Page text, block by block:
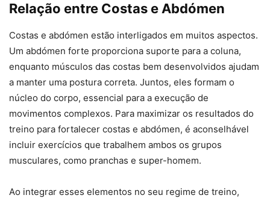
Relação entre Costas e Abdómen
Costas e abdómen estão interligados em muitos aspectos.
Um abdómen forte proporciona suporte para a coluna,
enquanto músculos das costas bem desenvolvidos ajudam
a manter uma postura correta. Juntos, eles formam o
núcleo do corpo, essencial para a execução de
movimentos complexos. Para maximizar os resultados do
treino para fortalecer costas e abdómen, é aconselhável
incluir exercícios que trabalhem ambos os grupos
musculares, como pranchas e super-homem.
Ao integrar esses elementos no seu regime de treino,